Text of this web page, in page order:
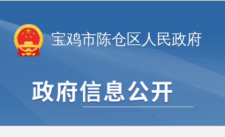
宝鸡市陈仓区人民政府